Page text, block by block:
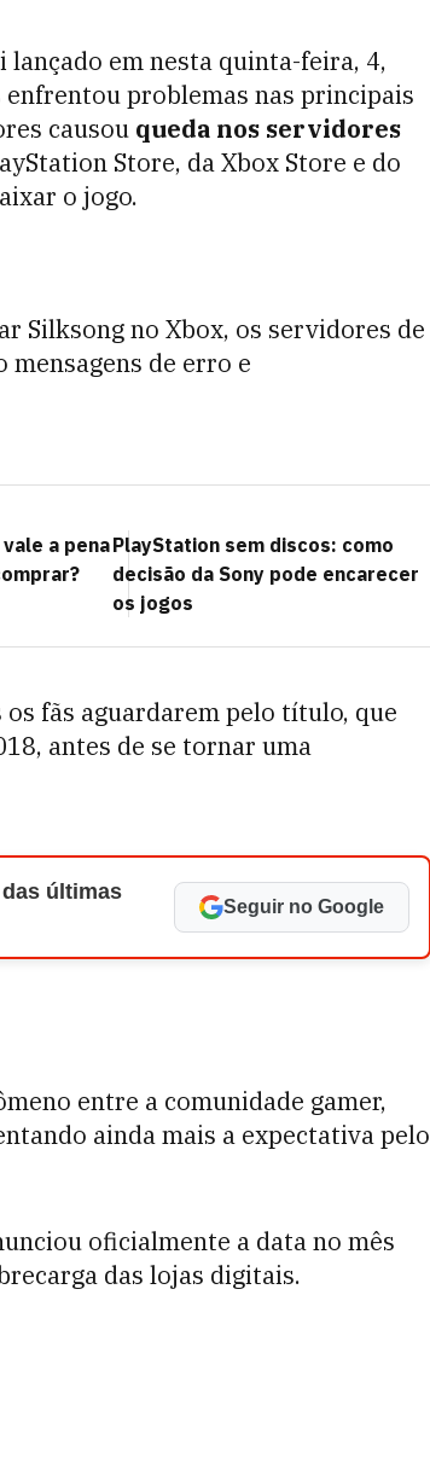
lançado em nesta quinta-feira, 4,
enfrentou problemas nas principais
causou queda nos servidores
Store, da Xbox Store e do
o jogo.
Silksong no Xbox, os servidores de
de erro e
a penaPlayStation sem discos: como
decisão da Sony pode encarecer
os jogos
fãs aguardarem pelo título, que
antes de se tornar uma
últimas
Seguir no Google
entre a comunidade gamer,
ainda mais a expectativa pelo
oficialmente a data no mês
das lojas digitais.